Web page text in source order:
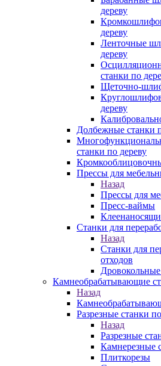
дереву
дереву
Ленточные
дереву
станки по
Щеточно-
дереву
Долбежные станки
станки по дереву
Прессы для
Назад
Прессы для
Пресс-ваймы
Станки для
Назад
Станки для
отходов
Камнеобрабатывающие
Назад
Разрезные станки
Назад
Разрезные
Камнерезные
Плиткорезы